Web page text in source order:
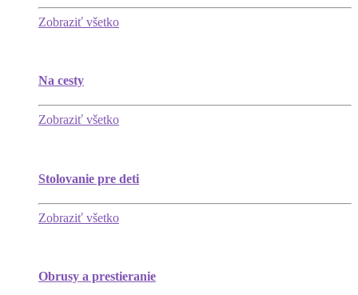
Zobraziť všetko
Na cesty
Zobraziť všetko
Stolovanie pre deti
Zobraziť všetko
Obrusy a prestieranie